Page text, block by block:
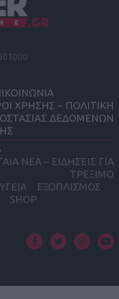
ΧΡΗΣΗΣ – ΠΟΛΙΤΙΚΗ
ΔΕΔΟΜΕΝΩΝ
ΝΕΑ – ΕΙΔΗΣΕΙΣ ΓΙΑ
ΤΡΕΞΙΜΟ
ΥΓΕΙΑ
ΕΞΟΠΛΙΣΜΟΣ
SHOP